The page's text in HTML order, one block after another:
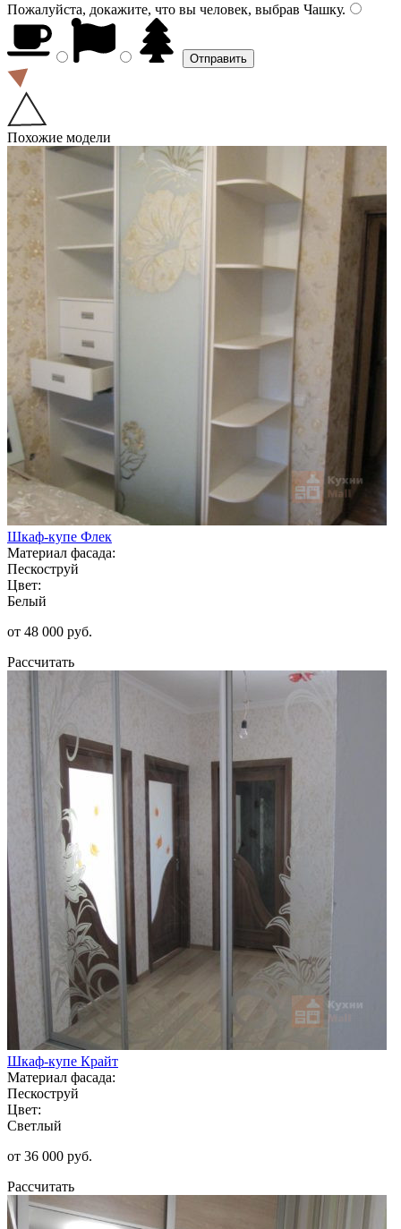
Пожалуйста, докажите, что вы человек, выбрав Чашку.
Похожие модели
Шкаф-купе Флек
Материал фасада:
Пескоструй
Цвет:
Белый
от 48 000 руб.
Рассчитать
Шкаф-купе Крайт
Материал фасада:
Пескоструй
Цвет:
Светлый
от 36 000 руб.
Рассчитать